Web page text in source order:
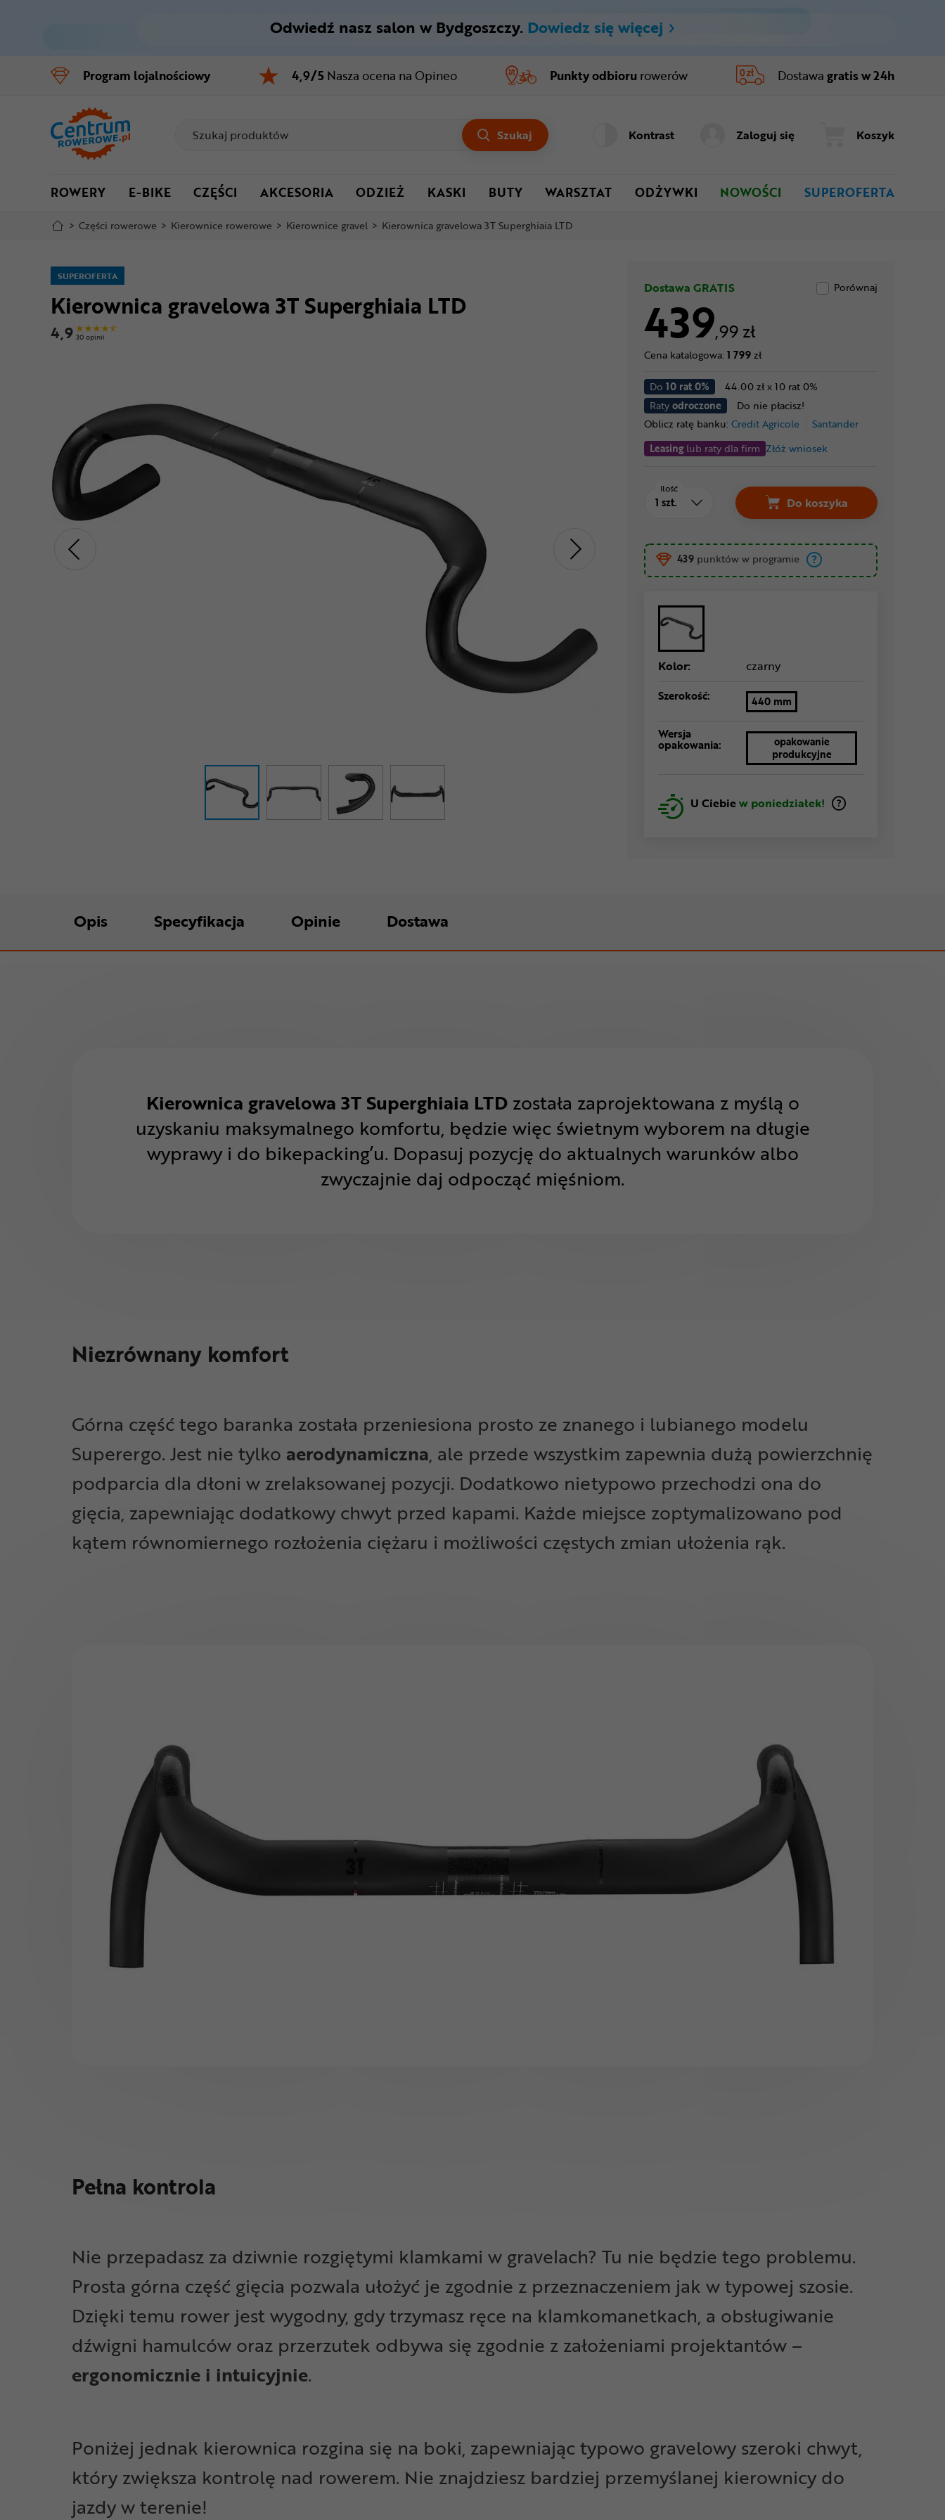
Menu główne
Informacje o produkcie
Do koszyka
Szczegółowe informacje
Mapa strony
Odwiedź nasz salon w Bydgoszczy. Dowiedz się więcej
Program lojalnościowy 4,9/5 Nasza ocena na Opineo Punkty odbioru rowerów Dostawa gratis w 24h
Szukaj Kontrast Zaloguj się Koszyk
ROWERY E-BIKE CZĘŚCI AKCESORIA ODZIEŻ KASKI BUTY WARSZTAT ODŻYWKI NOWOŚCI SUPEROFERTA
> Części rowerowe > Kierownice rowerowe > Kierownice gravel > Kierownica gravelowa 3T Superghiaia LTD
SUPEROFERTA
Kierownica gravelowa 3T Superghiaia LTD
4,9 30 opinii
Dostawa GRATIS Porównaj
439,99 zł
Cena katalogowa: 1 799zł
Do 10 rat 0%
44.00 zł x 10 rat 0%
Ratyodroczone
Do nie płacisz!
Oblicz ratę banku: Credit Agricole
Santander
Leasinglub raty dla firm Złóż wniosek
Ilość
Do koszyka
439 punktów w programie
Kolor: czarny
Szerokość: 440 mm
Wersja
opakowania:
opakowanie
produkcyjne
U Ciebiew poniedziałek!
Opis Specyfikacja Opinie Dostawa
Kierownica gravelowa 3T Superghiaia LTDzostała zaprojektowana z myślą o
uzyskaniu maksymalnego komfortu, będzie więc świetnym wyborem na długie
wyprawy i do bikepacking’u. Dopasuj pozycję do aktualnych warunków albo
zwyczajnie daj odpocząć mięśniom.
Niezrównany komfort
Górna część tego baranka została przeniesiona prosto ze znanego i lubianego modelu
Superergo. Jest nie tylko aerodynamiczna, ale przede wszystkim zapewnia dużą powierzchnię
podparcia dla dłoni w zrelaksowanej pozycji. Dodatkowo nietypowo przechodzi ona do
gięcia, zapewniając dodatkowy chwyt przed kapami. Każde miejsce zoptymalizowano pod
kątem równomiernego rozłożenia ciężaru i możliwości częstych zmian ułożenia rąk.
Pełna kontrola
Nie przepadasz za dziwnie rozgiętymi klamkami w gravelach? Tu nie będzie tego problemu.
Prosta górna część gięcia pozwala ułożyć je zgodnie z przeznaczeniem jak w typowej szosie.
Dzięki temu rower jest wygodny, gdy trzymasz ręce na klamkomanetkach, a obsługiwanie
dźwigni hamulców oraz przerzutek odbywa się zgodnie z założeniami projektantów –
ergonomicznie i intuicyjnie.
Poniżej jednak kierownica rozgina się na boki, zapewniając typowo gravelowy szeroki chwyt,
który zwiększa kontrolę nad rowerem. Nie znajdziesz bardziej przemyślanej kierownicy do
jazdy w terenie!